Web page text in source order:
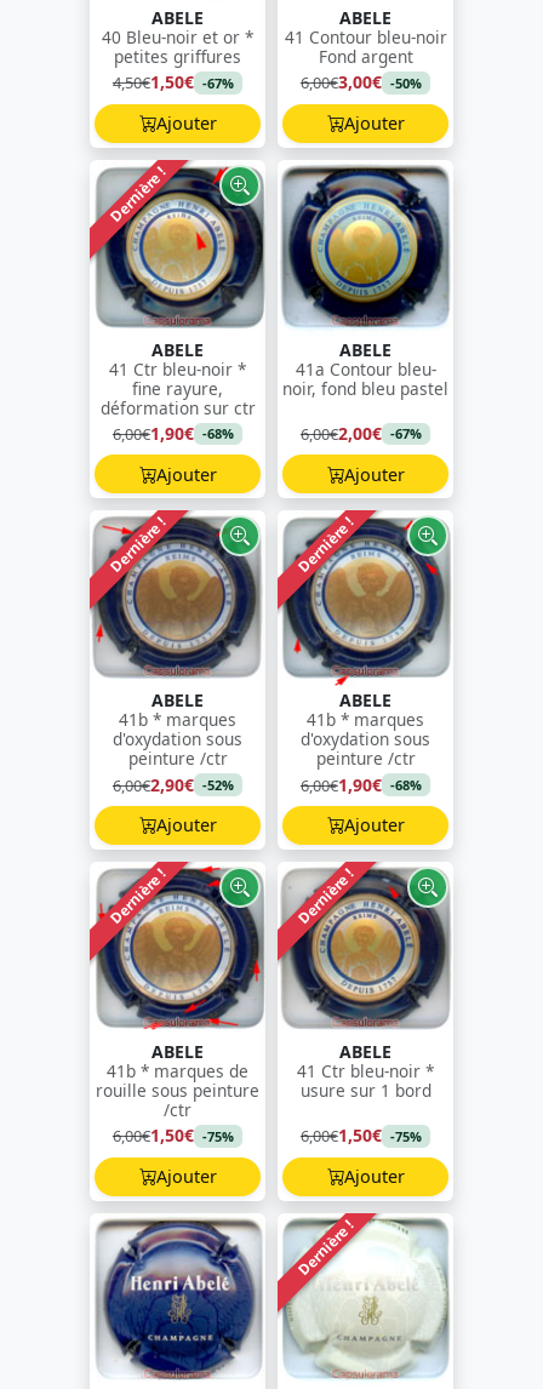
ABELE
40 Bleu-noir et or *
petites griffures
4,50€1,50€ -67%
Ajouter
ABELE
41 Contour bleu-noir
Fond argent
6,00€3,00€ -50%
Ajouter
Dernière !
ABELE
41 Ctr bleu-noir *
fine rayure,
déformation sur ctr
6,00€1,90€ -68%
Ajouter
ABELE
41a Contour bleu-
noir, fond bleu pastel
6,00€2,00€ -67%
Ajouter
Dernière !
ABELE
41b * marques
d'oxydation sous
peinture /ctr
6,00€2,90€ -52%
Ajouter
Dernière !
ABELE
41b * marques
d'oxydation sous
peinture /ctr
6,00€1,90€ -68%
Ajouter
Dernière !
ABELE
41b * marques de
rouille sous peinture
/ctr
6,00€1,50€ -75%
Ajouter
Dernière !
ABELE
41 Ctr bleu-noir *
usure sur 1 bord
6,00€1,50€ -75%
Ajouter
Dernière !